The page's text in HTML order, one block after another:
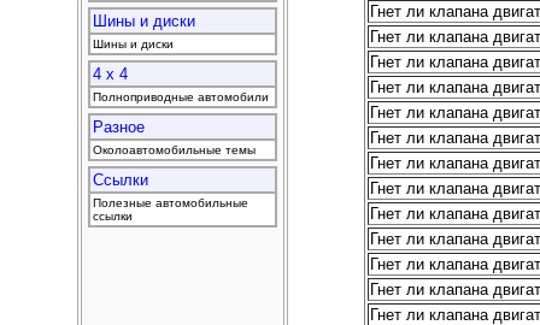
Гнет ли клапана
Гнет ли клапана
Гнет ли клапана
Гнет ли клапана
Гнет ли клапана
Гнет ли клапана
Гнет ли клапана
Гнет ли клапана
Гнет ли клапана
Гнет ли клапана
Гнет ли клапана
Гнет ли клапана
Гнет ли клапана
Шины и диски
Шины и диски
4 x 4
Полноприводные автомобили
Разное
Околоавтомобильные темы
Ссылки
Полезные автомобильные
ссылки